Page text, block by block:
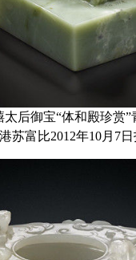
太后御宝“体和殿珍赏”
苏富比2012年10月7